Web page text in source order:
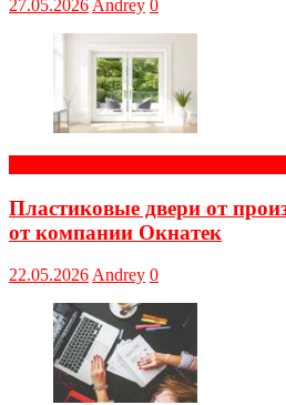
27.05.2026 Andrey 0
Пластиковые двери от
от компании Окнатек
22.05.2026 Andrey 0